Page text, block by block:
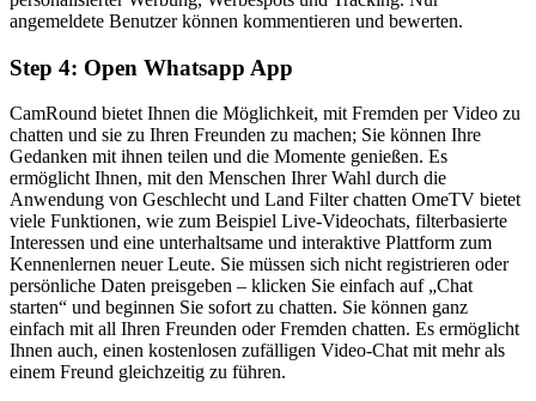
angemeldete Benutzer können kommentieren und bewerten.
Step 4: Open Whatsapp App
CamRound bietet Ihnen die Möglichkeit, mit Fremden per Video zu
chatten und sie zu Ihren Freunden zu machen; Sie können Ihre
Gedanken mit ihnen teilen und die Momente genießen. Es
ermöglicht Ihnen, mit den Menschen Ihrer Wahl durch die
Anwendung von Geschlecht und Land Filter chatten OmeTV bietet
viele Funktionen, wie zum Beispiel Live-Videochats, filterbasierte
Interessen und eine unterhaltsame und interaktive Plattform zum
Kennenlernen neuer Leute. Sie müssen sich nicht registrieren oder
persönliche Daten preisgeben – klicken Sie einfach auf „Chat
starten“ und beginnen Sie sofort zu chatten. Sie können ganz
einfach mit all Ihren Freunden oder Fremden chatten. Es ermöglicht
Ihnen auch, einen kostenlosen zufälligen Video-Chat mit mehr als
einem Freund gleichzeitig zu führen.